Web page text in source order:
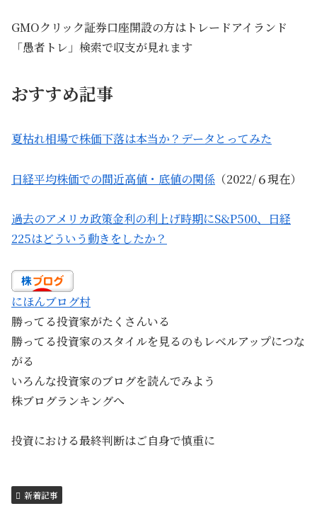
GMOクリック証券口座開設の方はトレードアイランド
「愚者トレ」検索で収支が見れます
おすすめ記事
夏枯れ相場で株価下落は本当か？データとってみた
日経平均株価での間近高値・底値の関係 （2022/６現在）
過去のアメリカ政策金利の利上げ時期にS&P500、日経
225はどういう動きをしたか？
にほんブログ村
勝ってる投資家がたくさんいる
勝ってる投資家のスタイルを見るのもレベルアップにつな
がる
いろんな投資家のブログを読んでみよう
株ブログランキングへ
投資における最終判断はご自身で慎重に
新着記事